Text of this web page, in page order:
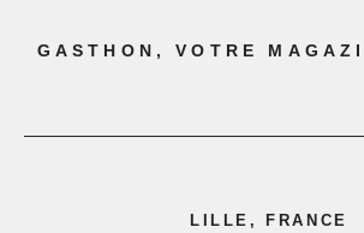
GASTHON, VOTRE
LILLE, FRANCE